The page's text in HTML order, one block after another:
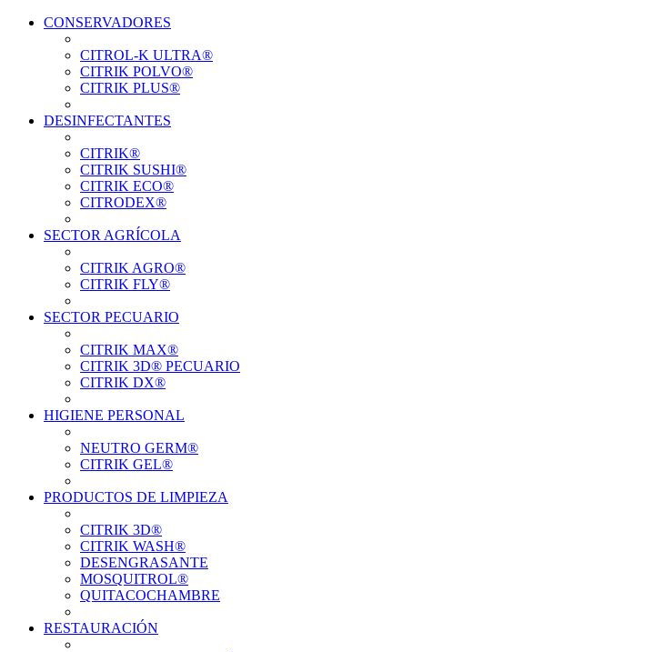
CONSERVADORES
CITROL-K ULTRA®
CITRIK POLVO®
CITRIK PLUS®
DESINFECTANTES
CITRIK®
CITRIK SUSHI®
CITRIK ECO®
CITRODEX®
SECTOR AGRÍCOLA
CITRIK AGRO®
CITRIK FLY®
SECTOR PECUARIO
CITRIK MAX®
CITRIK 3D® PECUARIO
CITRIK DX®
HIGIENE PERSONAL
NEUTRO GERM®
CITRIK GEL®
PRODUCTOS DE LIMPIEZA
CITRIK 3D®
CITRIK WASH®
DESENGRASANTE
MOSQUITROL®
QUITACOCHAMBRE
RESTAURACIÓN
Ver el producto
Ver el producto
Ver el producto
Ver el producto
Ver el producto
Ver el producto
Ver el producto
Ver el producto
Ver el producto
Ver el producto